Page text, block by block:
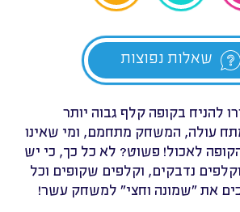
להניח בקופה קלף גבוה יותר
עולה, המשחק מתחמם, ומי שאינו
לאכול! פשוט? לא כל כך, כי יש
נדבקים, וקלפים שקופים וכל
את "שמונה וחצי" למשחק עשר!
שאלות נפוצות